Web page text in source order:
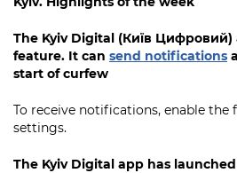
The Kyiv Digital (Київ
feature. It can send notifications
start of curfew
To receive notifications, enable the
settings.
The Kyiv Digital app has